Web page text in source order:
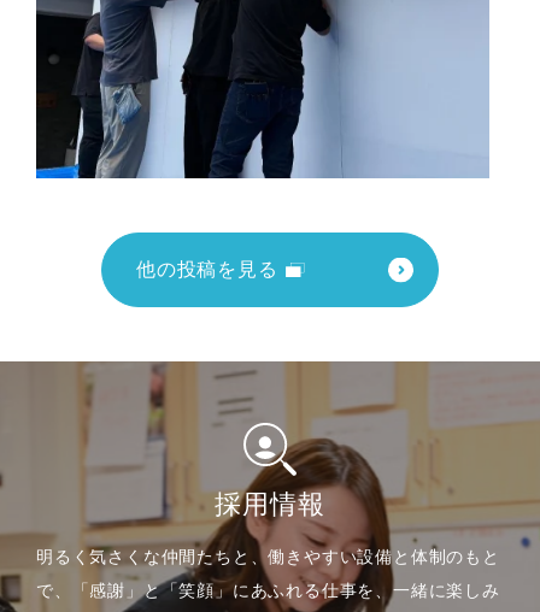
他の投稿を見る
採用情報
明るく気さくな仲間たちと、働きやすい設備と体制のもと
で、
「感謝」と「笑顔」にあふれる仕事を、一緒に楽しみ